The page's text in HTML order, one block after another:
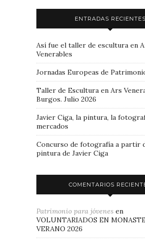
ENTRADAS RECIENTES
Así fue el taller de escultura en
Venerables
Jornadas Europeas de
Taller de Escultura en Ars
Burgos. Julio 2026
Javier Ciga, la pintura, la
mercados
Concurso de fotografía a partir
pintura de Javier Ciga
COMENTARIOS
Patrimonio para jóvenes en
VOLUNTARIADOS EN
VERANO 2026